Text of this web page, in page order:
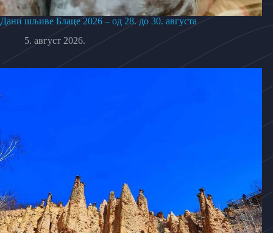
Дани шљиве Блаце 2026 – од 28. до 30. августа
5. август 2026.